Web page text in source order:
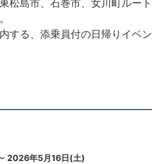
松島市、石巻市、女川町ルート
する、添乗員付の日帰りイベン
2026年5月16日(土)